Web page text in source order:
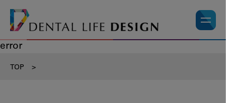
error
TOP >